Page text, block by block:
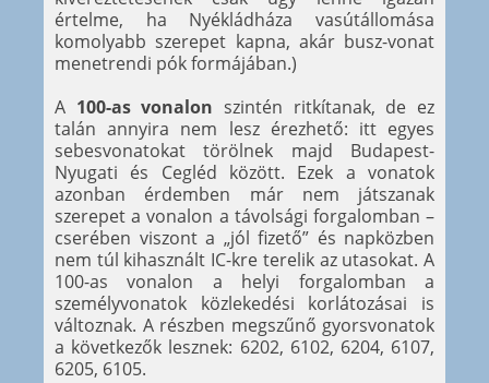
értelme, ha Nyékládháza vasútállomása
komolyabb szerepet kapna, akár busz-vonat
menetrendi pók formájában.)
A 100-as vonalon szintén ritkítanak, de ez
talán annyira nem lesz érezhető: itt egyes
sebesvonatokat törölnek majd Budapest-
Nyugati és Cegléd között. Ezek a vonatok
azonban érdemben már nem játszanak
szerepet a vonalon a távolsági forgalomban –
cserében viszont a „jól fizető” és napközben
nem túl kihasznált IC-kre terelik az utasokat. A
100-as vonalon a helyi forgalomban a
személyvonatok közlekedési korlátozásai is
változnak. A részben megszűnő gyorsvonatok
a következők lesznek: 6202, 6102, 6204, 6107,
6205, 6105.